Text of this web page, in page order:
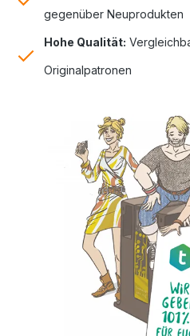
gegenüber Neuprodukten
Hohe Qualität:
Originalpatronen